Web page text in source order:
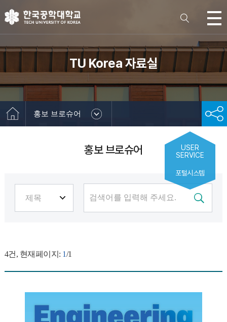
USER
SERVICE
포털시스템
TU Korea 자료실
홍보 브로슈어
홍보 브로슈어
4건, 현재페이지: 1/1